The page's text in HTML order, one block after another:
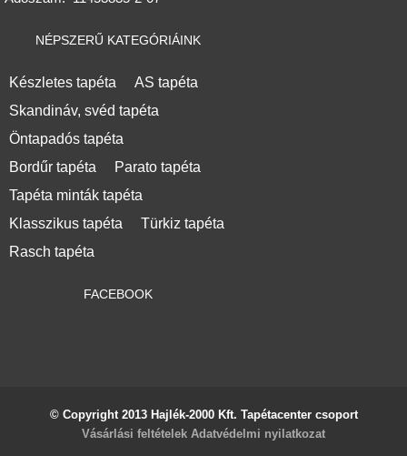
NÉPSZERŰ KATEGÓRIÁINK
Készletes tapéta
AS tapéta
Skandináv, svéd tapéta
Öntapadós tapéta
Bordűr tapéta
Parato tapéta
Tapéta minták tapéta
Klasszikus tapéta
Türkiz tapéta
Rasch tapéta
FACEBOOK
© Copyright 2013 Hajlék-2000 Kft. Tapétacenter csoport
Vásárlási feltételek Adatvédelmi nyilatkozat